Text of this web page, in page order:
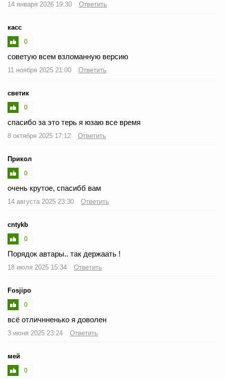
14 января 2026 19:30 Ответить
касс
0
советую всем взломанную версию
11 ноября 2025 21:00 Ответить
светик
0
спасибо за это терь я юзаю все время
8 октября 2025 17:12 Ответить
Прикол
0
очень крутое, спасибб вам
14 августа 2025 23:30 Ответить
cntykb
0
Порядок автары.. так держаать !
18 июля 2025 15:34 Ответить
Fosjipo
0
всё отличнненько я доволен
3 июня 2025 23:24 Ответить
мей
0